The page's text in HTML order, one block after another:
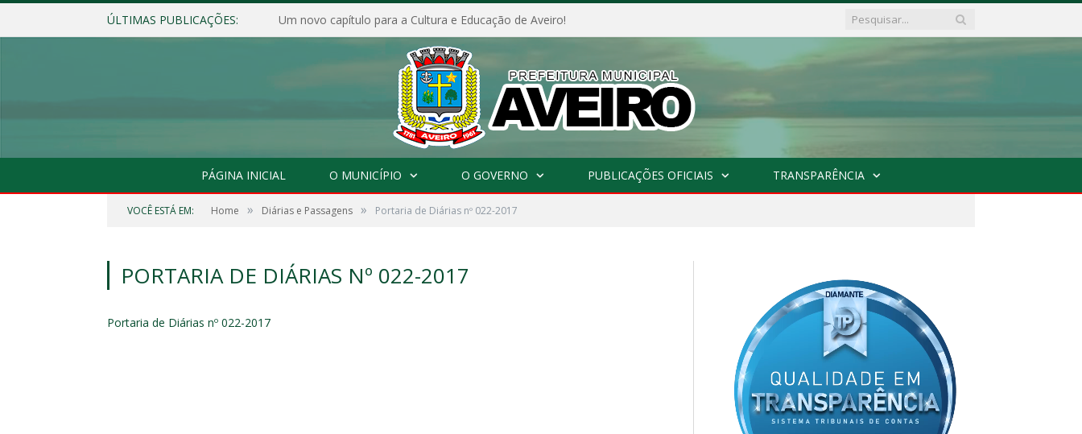
ÚLTIMAS PUBLICAÇÕES: Um novo capítulo para a Cultura e Educação de Aveiro!
PÁGINA INICIAL O MUNICÍPIO O GOVERNO PUBLICAÇÕES OFICIAIS TRANSPARÊNCIA
VOCÊ ESTÁ EM: Home » Diárias e Passagens » Portaria de Diárias nº 022-2017
PORTARIA DE DIÁRIAS Nº 022-2017
Portaria de Diárias nº 022-2017